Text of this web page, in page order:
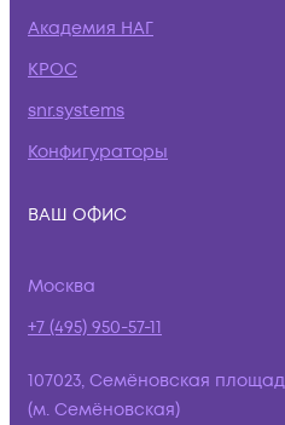
Академия НАГ
КРОС
snr.systems
Конфигураторы
ВАШ ОФИС
Москва
+7 (495) 950-57-11
107023, Семёновская
(м. Семёновская)